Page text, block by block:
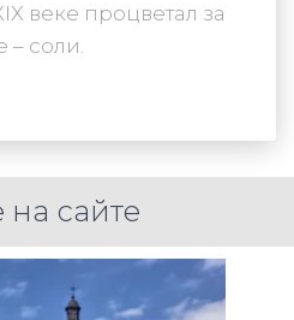
веке процветал за
– соли.
на сайте